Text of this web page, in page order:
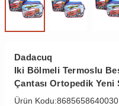
Dadacuq
Iki Bölmeli Termoslu
Çantası Ortopedik
Ürün Kodu:8685658640030